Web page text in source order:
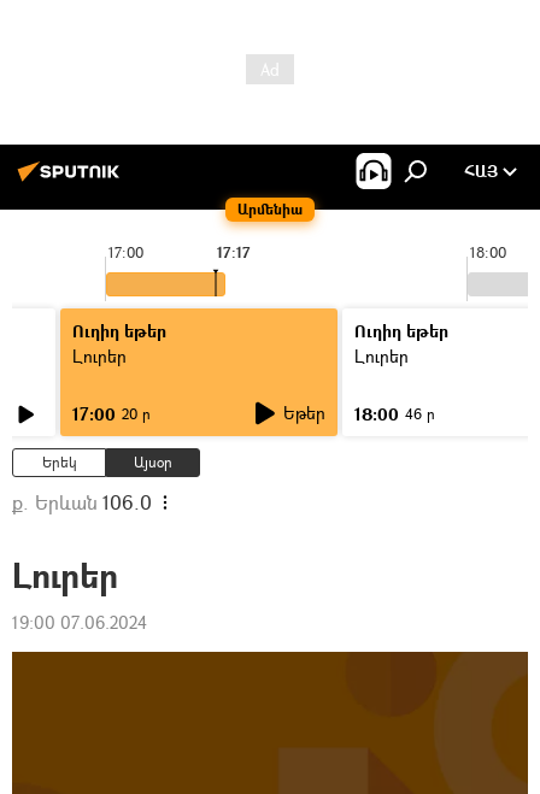
Արմենիա
ՀԱՅ
17:00 18:00
17:17
Ուղիղ եթեր
Լուրեր
17:00 20 ր Եթեր
Ուղիղ եթեր
Լուրեր
18:00 46 ր
Երեկ Այսօր
ք. Երևան 106.0
Լուրեր
19:00 07.06.2024